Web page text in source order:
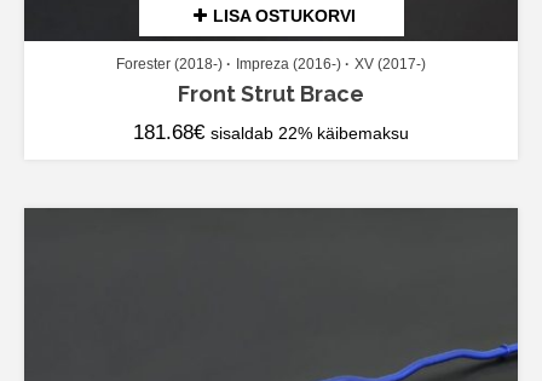
LISA OSTUKORVI
Forester (2018-) Impreza (2016-) XV (2017-)
Front Strut Brace
181.68€ sisaldab 22% käibemaksu